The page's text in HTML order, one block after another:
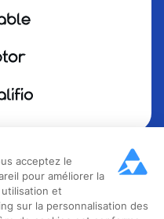
acceptez le
pour améliorer la
et
sur la personnalisation des
l’information Produit
en quête de croissance.
Escada, Berluti, Delsey,
Regent et plus de 300